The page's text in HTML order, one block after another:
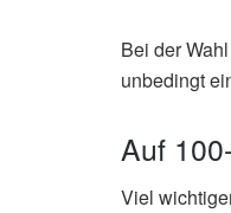
Bei der
unbedingt
Auf
Viel